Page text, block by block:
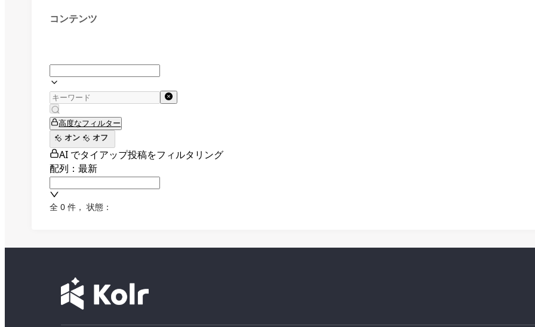
コンテンツ
高度なフィルター
オン
オフ
AI でタイアップ投稿をフィルタリング
配列：最新
全 0 件 ， 状態：